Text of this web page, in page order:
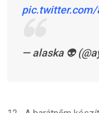
pic.twitter.com/
— alaska 👽